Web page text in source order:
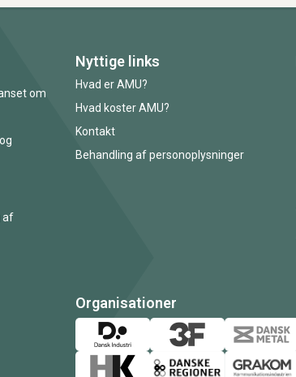
om
af
Nyttige links
Hvad er AMU?
Hvad koster AMU?
Kontakt
Behandling af personoplysninger
Organisationer